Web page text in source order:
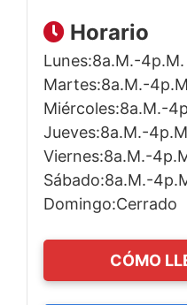
Horario
Lunes:8a.m.-4p.m.
Martes:8a.m.-
Miércoles:8a.m.-
Jueves:8a.m.-
Viernes:8a.m.-
Sábado:8a.m.-
Domingo:Cerrado
CÓMO